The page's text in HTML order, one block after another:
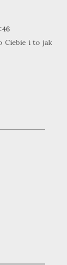
Ciebie i to jak